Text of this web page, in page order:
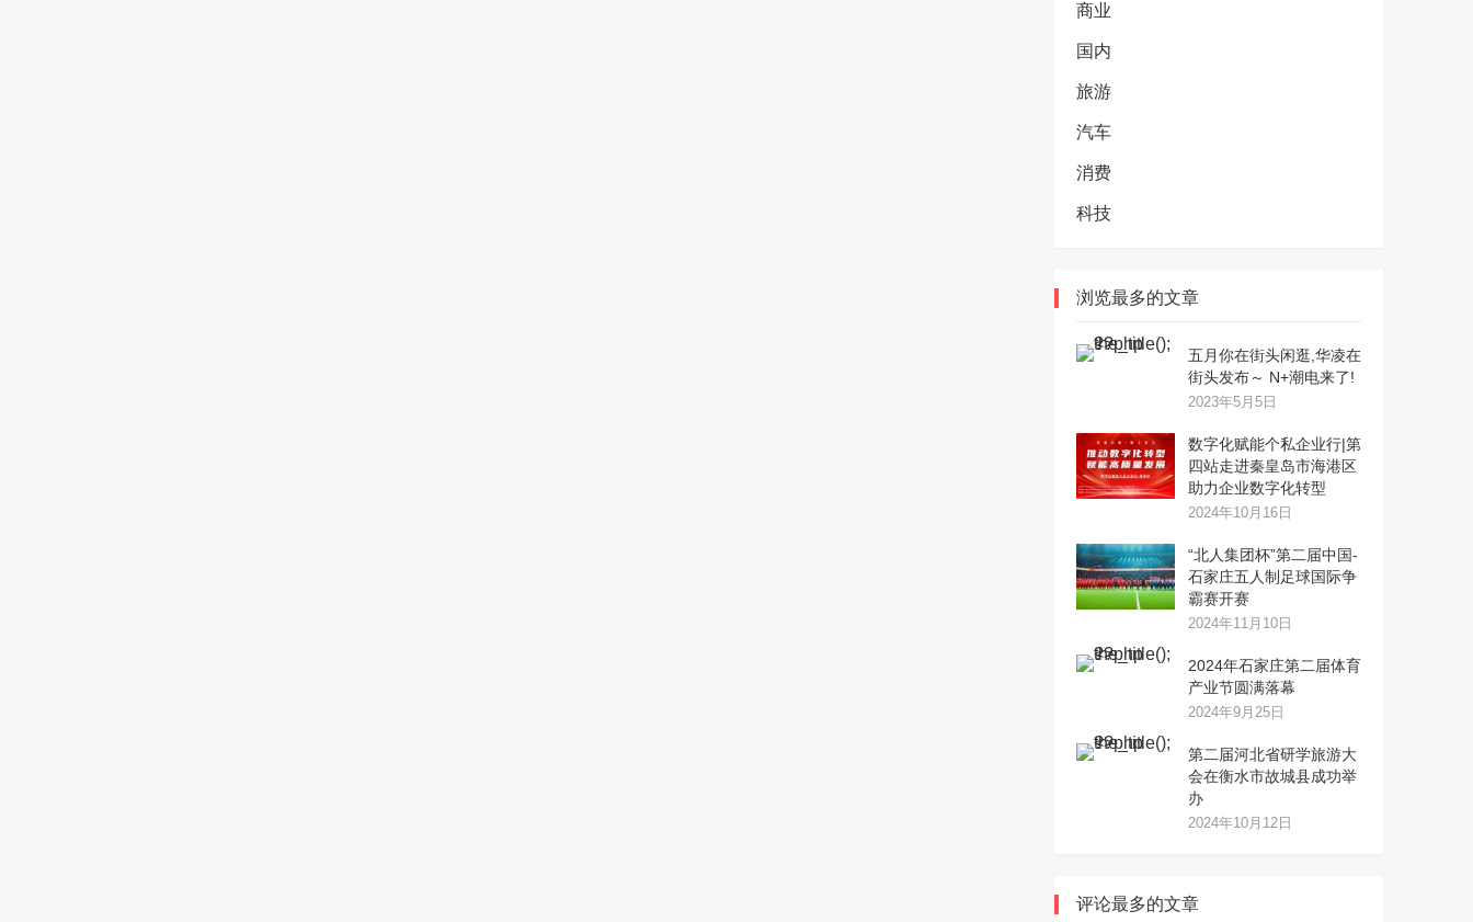
商业
国内
旅游
汽车
消费
科技
浏览最多的文章
五月你在街头闲逛,华凌在
街头发布～ N+潮电来了!
2023年5月5日
数字化赋能个私企业行|第
四站走进秦皇岛市海港区
助力企业数字化转型
2024年10月16日
“北人集团杯”第二届中国-
石家庄五人制足球国际争
霸赛开赛
2024年11月10日
2024年石家庄第二届体育
产业节圆满落幕
2024年9月25日
第二届河北省研学旅游大
会在衡水市故城县成功举
办
2024年10月12日
评论最多的文章